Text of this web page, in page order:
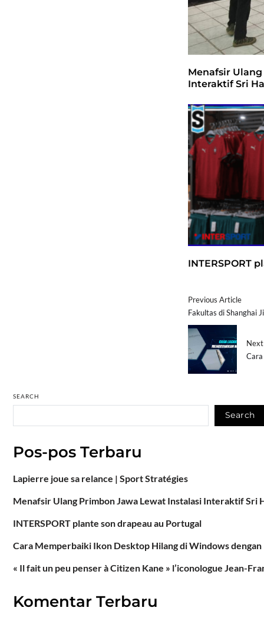
Menafsir
Interaktif Sri
INTERSPORT
Previous Article
Fakultas di Shanghai
SEARCH
Search
Pos-pos Terbaru
Lapierre joue sa relance | Sport Stratégies
Menafsir Ulang Primbon Jawa Lewat Instalasi Interaktif Sri
INTERSPORT plante son drapeau au Portugal
Cara Memperbaiki Ikon Desktop Hilang di Windows dengan
« Il fait un peu penser à Citizen Kane » l’iconologue Jean-
Komentar Terbaru